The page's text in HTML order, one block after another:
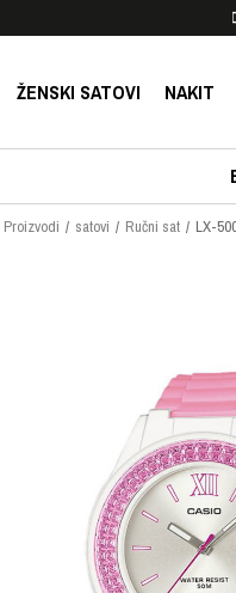
ŽENSKI SATOVI NAKIT
Proizvodi satovi Ručni sat LX-